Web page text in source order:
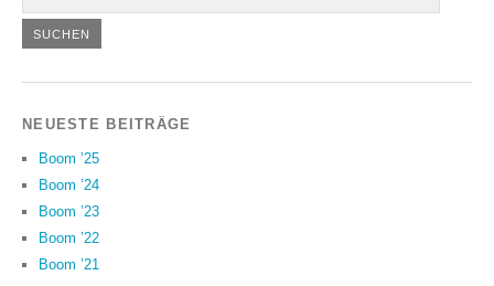
NEUESTE BEITRÄGE
Boom ’25
Boom ’24
Boom ’23
Boom ’22
Boom ’21